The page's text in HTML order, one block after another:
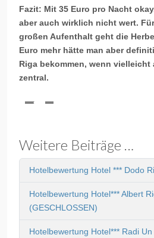
Fazit: Mit 35 Euro pro Nacht
aber auch wirklich nicht wert.
großen Aufenthalt geht die
Euro mehr hätte man aber
Riga bekommen, wenn
zentral.
Weitere Beiträge …
Hotelbewertung Hotel *** Dodo
Hotelbewertung Hotel*** Albert
(GESCHLOSSEN)
Hotelbewertung Hotel*** Radi